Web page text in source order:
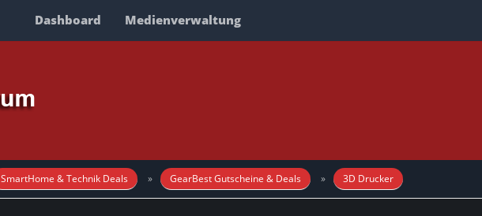
Dashboard Medienverwaltung
SmartHome & Technik Deals GearBest Gutscheine & Deals 3D Drucker